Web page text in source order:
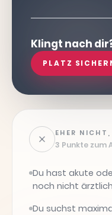
Klingt nach
PLATZ
EHER
3 Punkte zum
Du hast akute
noch nicht
Du suchst